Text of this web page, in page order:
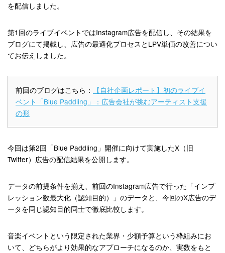
を配信しました。
第1回のライブイベントではInstagram広告を配信し、その結果を
ブログにて掲載し、広告の最適化プロセスとLPV単価の改善につい
てお伝えしました。
前回のブログはこちら ：
【自社企画レポート】初のライブイ
ベント「Blue Paddling」：広告会社が挑むアーティスト支援
の形
今回は第2回「Blue Paddling」開催に向けて実施したX（旧
Twitter）広告の配信結果を公開します。
データの前提条件を揃え、前回のInstagram広告で行った「インプ
レッション数最大化（認知目的）」のデータと、今回のX広告のデ
ータを同じ認知目的同士で徹底比較します。
音楽イベントという限定された業界・少額予算という枠組みにお
いて、どちらがより効果的なアプローチになるのか、実数をもと